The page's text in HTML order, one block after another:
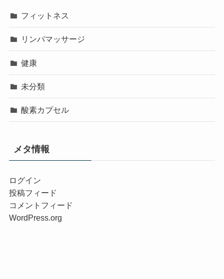
フィットネス
リンパマッサージ
健康
未分類
酸素カプセル
メタ情報
ログイン
投稿フィード
コメントフィード
WordPress.org